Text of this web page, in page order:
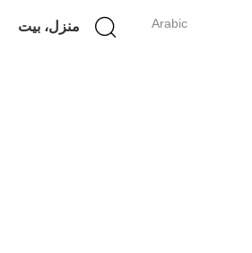
Arabic منزل، بيت